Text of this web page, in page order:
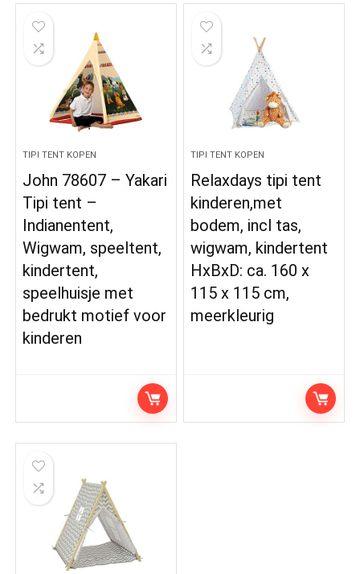
TIPI TENT KOPEN
John 78607 – Yakari
Tipi tent –
Indianentent,
Wigwam, speeltent,
kindertent,
speelhuisje met
bedrukt motief voor
kinderen
TIPI TENT KOPEN
Relaxdays tipi tent
kinderen,met
bodem, incl tas,
wigwam, kindertent
HxBxD: ca. 160 x
115 x 115 cm,
meerkleurig